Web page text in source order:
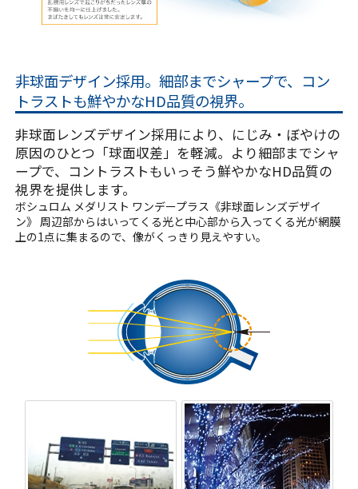
非球面デザイン採用。細部までシャープで、コン
トラストも鮮やかなHD品質の視界。
非球面レンズデザイン採用により、にじみ・ぼやけの
原因のひとつ「球面収差」を軽減。より細部までシャ
ープで、コントラストもいっそう鮮やかなHD品質の
視界を提供します。
ボシュロム メダリスト ワンデープラス《非球面レンズデザイ
ン》 周辺部からはいってくる光と中心部から入ってくる光が網膜
上の1点に集まるので、像がくっきり見えやすい。